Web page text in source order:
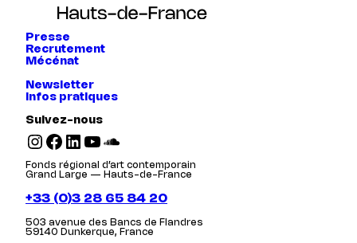
Presse
Recrutement
Mécénat
Newsletter
Infos pratiques
Suivez-nous
Instagram Facebook LinkedIn YouTube SoundCloud
Fonds régional d’art contemporain
Grand Large — Hauts-de-France
+33 (0)3 28 65 84 20
503 avenue des Bancs de Flandres
59140 Dunkerque, France